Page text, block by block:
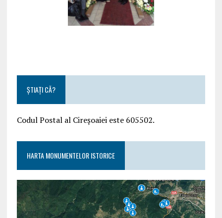
ȘTIAȚI CĂ?
Codul Postal al Cireșoaiei este 605502.
HARTA MONUMENTELOR ISTORICE